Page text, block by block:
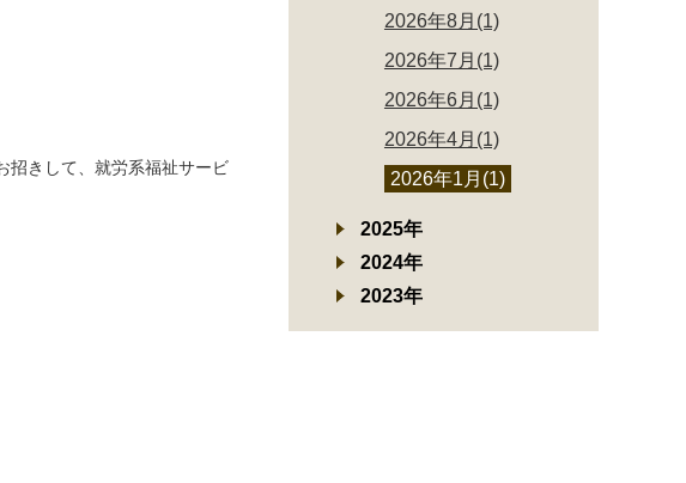
招きして、就労系福祉サービ
2026年8月(1)
2026年7月(1)
2026年6月(1)
2026年4月(1)
2026年1月(1)
2025年
2024年
2023年